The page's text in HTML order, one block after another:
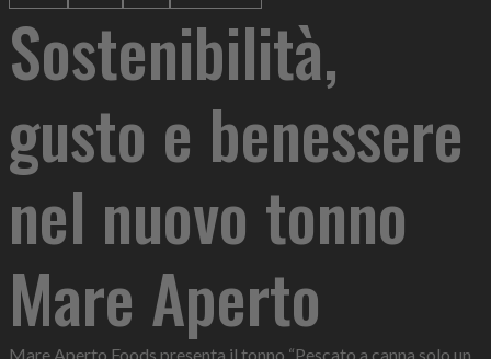
Sostenibilità,
gusto e benessere
nel nuovo tonno
Mare Aperto
Mare Aperto Foods presenta il tonno “Pescato a canna solo un